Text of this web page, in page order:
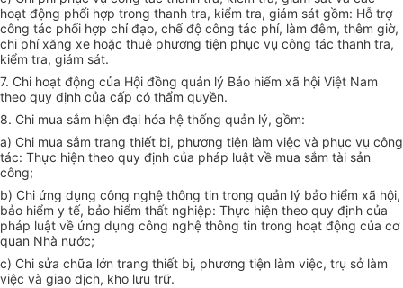
hoạt động phối hợp trong thanh tra, kiểm tra, giám sát gồm: Hỗ trợ
công tác phối hợp chỉ đạo, chế độ công tác phí, làm đêm, thêm giờ,
chi phí xăng xe hoặc thuê phương tiện phục vụ công tác thanh tra,
kiểm tra, giám sát.
7. Chi hoạt động của Hội đồng quản lý Bảo hiểm xã hội Việt Nam
theo quy định của cấp có thẩm quyền.
8. Chi mua sắm hiện đại hóa hệ thống quản lý, gồm:
a) Chi mua sắm trang thiết bị, phương tiện làm việc và phục vụ công
tác: Thực hiện theo quy định của pháp luật về mua sắm tài sản
công;
b) Chi ứng dụng công nghệ thông tin trong quản lý bảo hiểm xã hội,
bảo hiểm y tế, bảo hiểm thất nghiệp: Thực hiện theo quy định của
pháp luật về ứng dụng công nghệ thông tin trong hoạt động của cơ
quan Nhà nước;
c) Chi sửa chữa lớn trang thiết bị, phương tiện làm việc, trụ sở làm
việc và giao dịch, kho lưu trữ.